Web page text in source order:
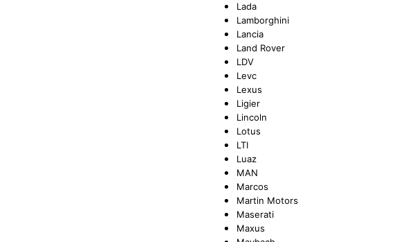
Lada
Lamborghini
Lancia
Land Rover
LDV
Levc
Lexus
Ligier
Lincoln
Lotus
LTI
Luaz
MAN
Marcos
Martin Motors
Maserati
Maxus